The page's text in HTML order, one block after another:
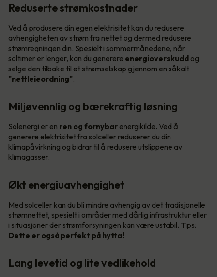
Reduserte strømkostnader
Ved å produsere din egen elektrisitet kan du redusere
avhengigheten av strøm fra nettet og dermed redusere
strømregningen din. Spesielt i sommermånedene, når
soltimer er lenger, kan du generere energioverskudd og
selge den tilbake til et strømselskap gjennom en såkalt
"nettleieordning".
Miljøvennlig og bærekraftig løsning
Solenergi er en ren og fornybar energikilde. Ved å
generere elektrisitet fra solceller reduserer du din
klimapåvirkning og bidrar til å redusere utslippene av
klimagasser.
Økt energiuavhengighet
Med solceller kan du bli mindre avhengig av det tradisjonelle
strømnettet, spesielt i områder med dårlig infrastruktur eller
i situasjoner der strømforsyningen kan være ustabil. Tips:
Dette er også perfekt på hytta!
Lang levetid og lite vedlikehold